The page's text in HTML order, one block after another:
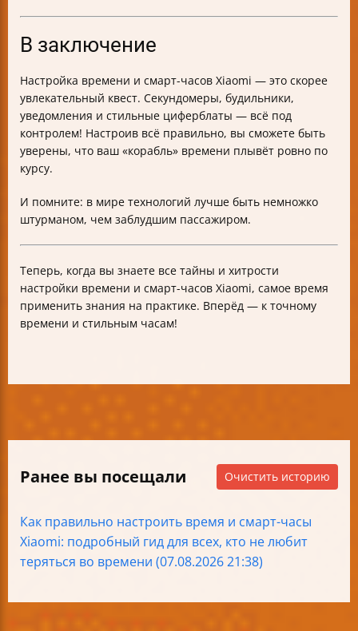
В заключение
Настройка времени и смарт-часов Xiaomi — это скорее
увлекательный квест. Секундомеры, будильники,
уведомления и стильные циферблаты — всё под
контролем! Настроив всё правильно, вы сможете быть
уверены, что ваш «корабль» времени плывёт ровно по
курсу.
И помните: в мире технологий лучше быть немножко
штурманом, чем заблудшим пассажиром.
Теперь, когда вы знаете все тайны и хитрости
настройки времени и смарт-часов Xiaomi, самое время
применить знания на практике. Вперёд — к точному
времени и стильным часам!
Ранее вы посещали Очистить историю
Как правильно настроить время и смарт-часы
Xiaomi: подробный гид для всех, кто не любит
теряться во времени (07.08.2026 21:38)